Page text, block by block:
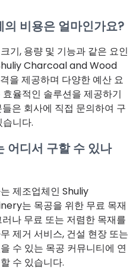
비용은 얼마인가요?
기, 용량 및 기능과 같은 요인
Charcoal and Wood
을 제공하며 다양한 예산 요
율적인 솔루션을 제공하기
은 회사에 직접 문의하여 구
니다.
어디서 구할 수 있나
제조업체인 Shuliy
는 목공을 위한 무료 목재
나 무료 또는 저렴한 목재를
제거 서비스, 건설 현장 또는
수 있는 목공 커뮤니티에 연
수 있습니다.